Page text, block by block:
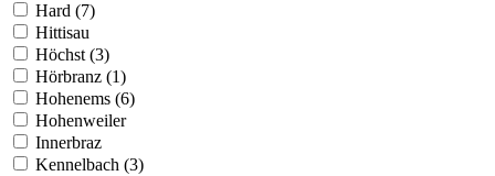
Hard (7)
Hittisau
Höchst (3)
Hörbranz (1)
Hohenems (6)
Hohenweiler
Innerbraz
Kennelbach (3)